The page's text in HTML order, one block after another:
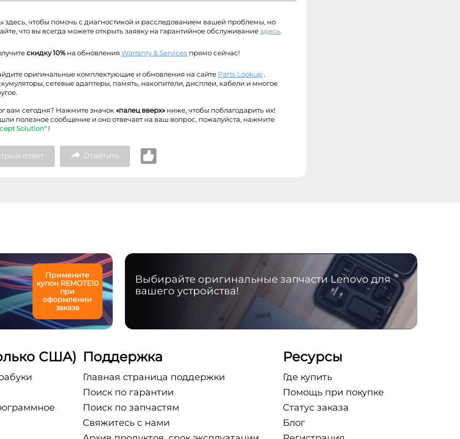
здесь, чтобы помочь с диагностикой и расследованием вашей проблемы, но
что вы всегда можете открыть заявку на гарантийное обслуживаниездесь.
скидку 10% на обновления Warranty & Services прямо сейчас!
оригинальные комплектующие и обновления на сайте Parts Lookup .
сетевые адаптеры, память, накопители, дисплеи, кабели и многое
вам сегодня? Нажмите значок «палец вверх»ниже, чтобы поблагодарить их!
полезное сообщение и оно отвечает на ваш вопрос, пожалуйста, нажмите
Solution" !
ответ Ответить
Примените
купон REMOTE10
при
оформлении
заказа
Выбирайте оригинальные запчасти Lenovo для
вашего устройства!
США) Поддержка
Главная страница поддержки
Поиск по гарантии
Поиск по запчастям
Свяжитесь с нами
Ресурсы
Где купить
Помощь при покупке
Статус заказа
Блог